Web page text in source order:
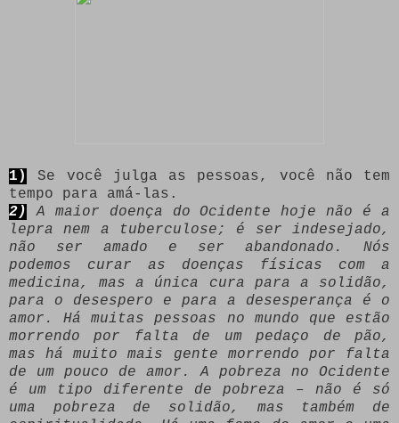
1)
Se você julga as pessoas, você não tem
tempo para amá-las.
2)
A maior doença do Ocidente hoje não é a
lepra nem a tuberculose; é ser indesejado,
não ser amado e ser abandonado. Nós
podemos curar as doenças físicas com a
medicina, mas a única cura para a solidão,
para o desespero e para a desesperança é o
amor. Há muitas pessoas no mundo que estão
morrendo por falta de um pedaço de pão,
mas há muito mais gente morrendo por falta
de um pouco de amor. A pobreza no Ocidente
é um tipo diferente de pobreza – não é só
uma pobreza de solidão, mas também de